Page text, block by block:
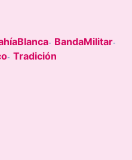
- BandaMilitar-
- Tradición